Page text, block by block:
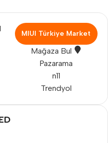
MIUI Türkiye Market
Mağaza Bul
Trendyol
n11
Pazarama